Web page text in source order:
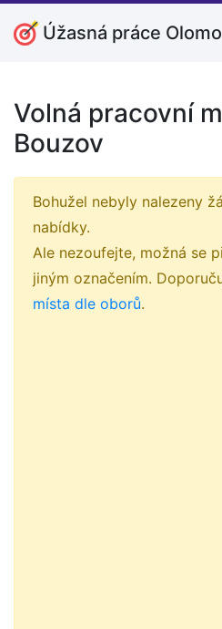
Úžasná práce
Volná pracovní
Bouzov
Bohužel nebyly nalezeny
nabídky.
Ale nezoufejte, možná se
jiným označením.
místa dle oborů.